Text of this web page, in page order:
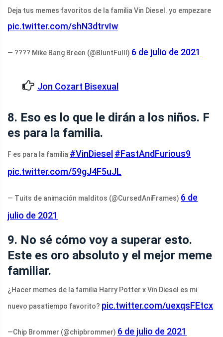
Deja tus memes favoritos de la familia Vin Diesel. yo empezare
pic.twitter.com/shN3dtrvIw
— ???? Mike Bang Breen (@BIuntFuIll) 6 de julio de 2021
Jon Cozart Bisexual
8. Eso es lo que le dirán a los niños. F
es para la familia.
F es para la familia #VinDiesel #FastAndFurious9
pic.twitter.com/59gJ4F5uJL
— Tuits de animación malditos (@CursedAniFrames) 6 de
julio de 2021
9. No sé cómo voy a superar esto.
Este es oro absoluto y el mejor meme
familiar.
¿Hacer memes de la familia Harry Potter x Vin Diesel es mi
nuevo pasatiempo favorito? pic.twitter.com/uexqsFEtcx
—Chip Brommer (@chipbrommer) 6 de julio de 2021